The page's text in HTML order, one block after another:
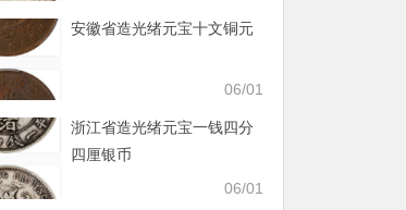
安徽省造光绪元宝十文铜元
06/01
浙江省造光绪元宝一钱四分
四厘银币
06/01